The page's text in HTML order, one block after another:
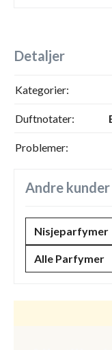
Detaljer
Kategorier:
Duftnotater:
Problemer:
Andre kunder
Nisjeparfymer
Alle Parfymer